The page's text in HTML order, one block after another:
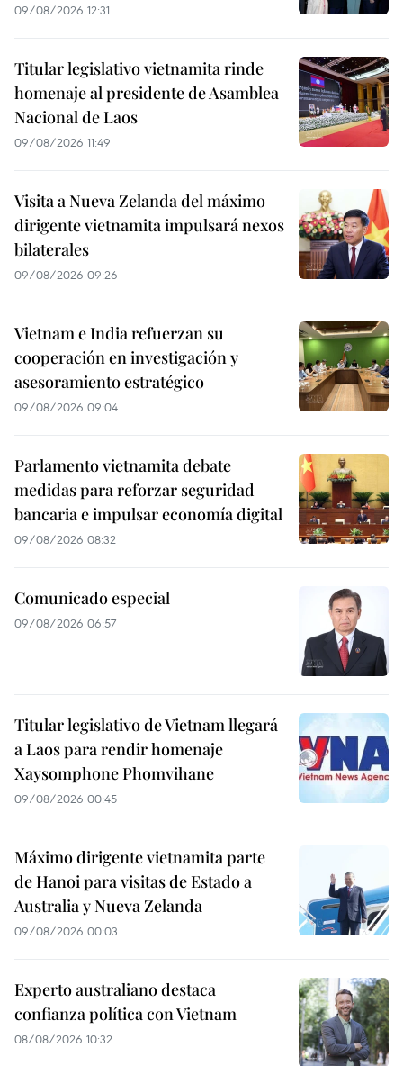
09/08/2026 12:31
Titular legislativo vietnamita rinde
homenaje al presidente de Asamblea
Nacional de Laos
09/08/2026 11:49
Visita a Nueva Zelanda del máximo
dirigente vietnamita impulsará nexos
bilaterales
09/08/2026 09:26
Vietnam e India refuerzan su
cooperación en investigación y
asesoramiento estratégico
09/08/2026 09:04
Parlamento vietnamita debate
medidas para reforzar seguridad
bancaria e impulsar economía digital
09/08/2026 08:32
Comunicado especial
09/08/2026 06:57
Titular legislativo de Vietnam llegará
a Laos para rendir homenaje
Xaysomphone Phomvihane
09/08/2026 00:45
Máximo dirigente vietnamita parte
de Hanoi para visitas de Estado a
Australia y Nueva Zelanda
09/08/2026 00:03
Experto australiano destaca
confianza política con Vietnam
08/08/2026 10:32